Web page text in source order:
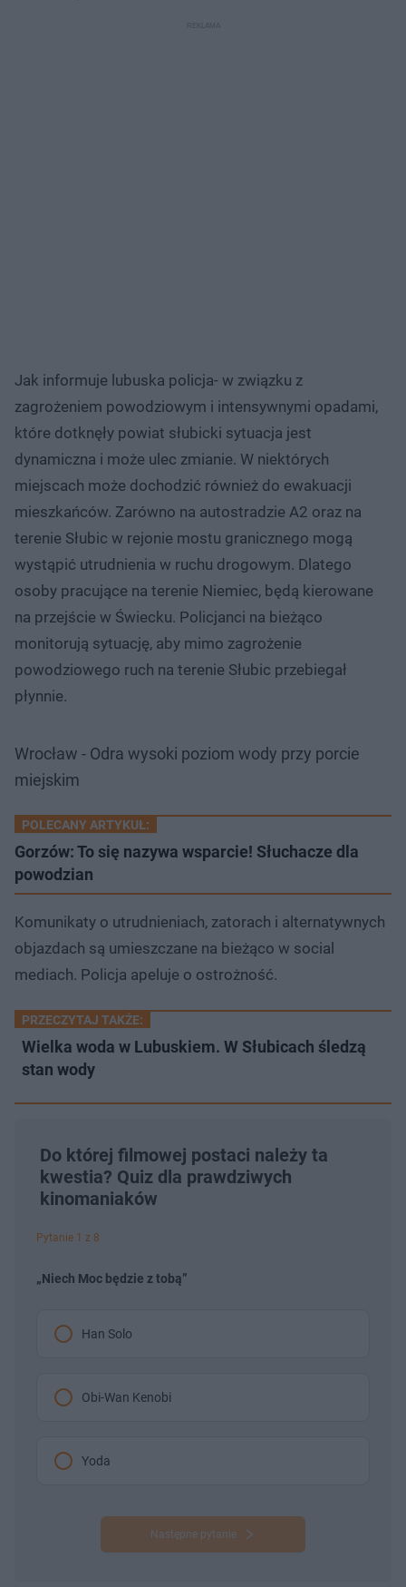
Jak informuje lubuska policja- w związku z
zagrożeniem powodziowym i intensywnymi opadami,
które dotknęły powiat słubicki sytuacja jest
dynamiczna i może ulec zmianie. W niektórych
miejscach może dochodzić również do ewakuacji
mieszkańców. Zarówno na autostradzie A2 oraz na
terenie Słubic w rejonie mostu granicznego mogą
wystąpić utrudnienia w ruchu drogowym. Dlatego
osoby pracujące na terenie Niemiec, będą kierowane
na przejście w Świecku. Policjanci na bieżąco
monitorują sytuację, aby mimo zagrożenie
powodziowego ruch na terenie Słubic przebiegał
płynnie.
Wrocław - Odra wysoki poziom wody przy porcie
miejskim
POLECANY ARTYKUŁ:
Gorzów: To się nazywa wsparcie! Słuchacze dla
powodzian
Komunikaty o utrudnieniach, zatorach i alternatywnych
objazdach są umieszczane na bieżąco w social
mediach. Policja apeluje o ostrożność.
PRZECZYTAJ TAKŻE:
Wielka woda w Lubuskiem. W Słubicach śledzą
stan wody
Do której filmowej postaci należy ta
kwestia? Quiz dla prawdziwych
kinomaniaków
Pytanie 1 z 8
„Niech Moc będzie z tobą”
Han Solo
Obi-Wan Kenobi
Yoda
Następne pytanie